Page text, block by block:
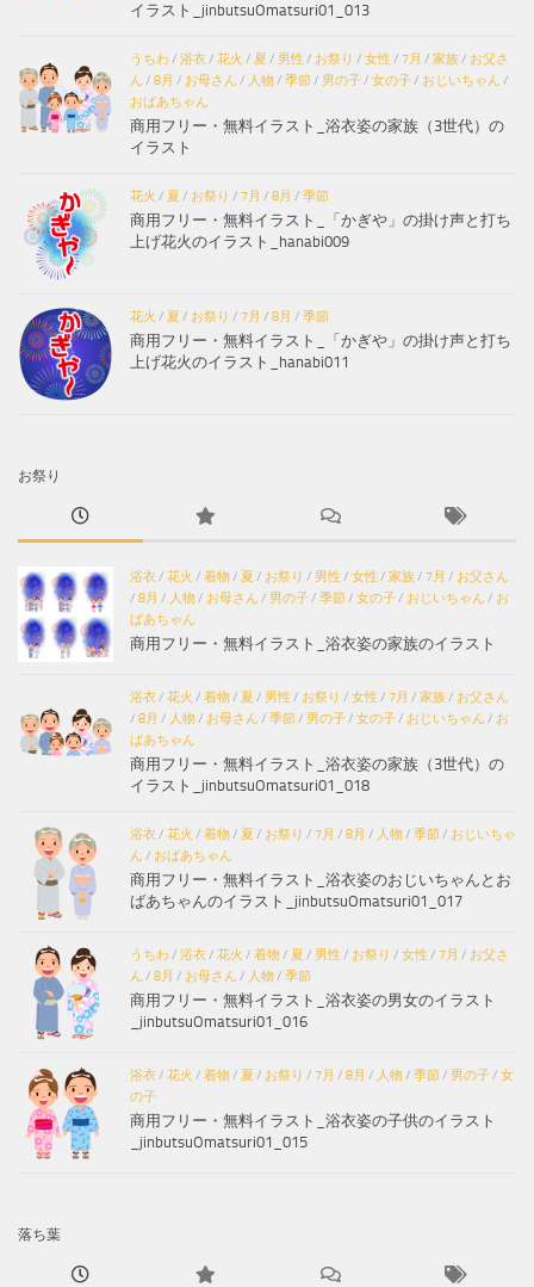
イラスト_jinbutsuOmatsuri01_013
うちわ/ 浴衣/ 花火 / 夏 / 男性 / お祭り / 女性 / 7月 / 家族/ お父さ
ん / 8月 / お母さん / 人物/ 季節/ 男の子/ 女の子/ おじいちゃん /
おばあちゃん
商用フリー・無料イラスト_浴衣姿の家族（3世代）の
イラスト
花火 / 夏 / お祭り / 7月 / 8月 / 季節
商用フリー・無料イラスト_「かぎや」の掛け声と打ち
上げ花火のイラスト_hanabi009
花火 / 夏 / お祭り / 7月 / 8月 / 季節
商用フリー・無料イラスト_「かぎや」の掛け声と打ち
上げ花火のイラスト_hanabi011
お祭り
浴衣/ 花火 / 着物/ 夏 / お祭り / 男性 / 女性 / 家族/ 7月 / お父さん
/ 8月 / 人物/ お母さん / 男の子/ 季節/ 女の子/ おじいちゃん / お
ばあちゃん
商用フリー・無料イラスト_浴衣姿の家族のイラスト
浴衣/ 花火 / 着物/ 夏 / 男性 / お祭り / 女性 / 7月 / 家族/ お父さん
/ 8月 / 人物/ お母さん / 季節/ 男の子/ 女の子/ おじいちゃん / お
ばあちゃん
商用フリー・無料イラスト_浴衣姿の家族（3世代）の
イラスト_jinbutsuOmatsuri01_018
浴衣/ 花火 / 着物/ 夏 / お祭り / 7月 / 8月 / 人物/ 季節/ おじいちゃ
ん / おばあちゃん
商用フリー・無料イラスト_浴衣姿のおじいちゃんとお
ばあちゃんのイラスト_jinbutsuOmatsuri01_017
うちわ/ 浴衣/ 花火 / 着物/ 夏 / 男性 / お祭り / 女性 / 7月 / お父さ
ん / 8月 / お母さん / 人物/ 季節
商用フリー・無料イラスト_浴衣姿の男女のイラスト
_jinbutsuOmatsuri01_016
浴衣/ 花火 / 着物/ 夏 / お祭り / 7月 / 8月 / 人物/ 季節/ 男の子/ 女
の子
商用フリー・無料イラスト_浴衣姿の子供のイラスト
_jinbutsuOmatsuri01_015
落ち葉